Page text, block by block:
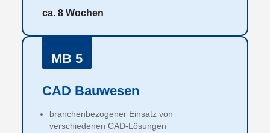
ca. 8 Wochen
MB 5
CAD Bauwesen
branchenbezogener Einsatz von
verschiedenen CAD-Lösungen